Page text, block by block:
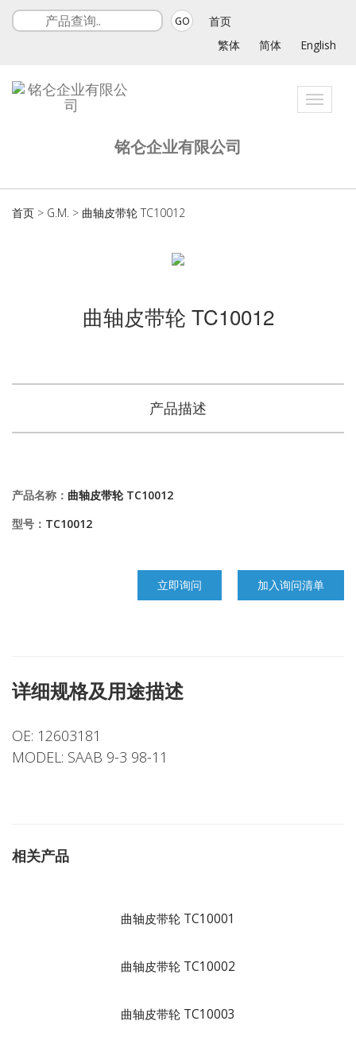
GO
首页
繁体
简体 English
Toggle
铭仑企业有限公司
首页 > G.M. > 曲轴皮带轮 TC10012
曲轴皮带轮 TC10012
产品描述
产品名称： 曲轴皮带轮 TC10012
型号： TC10012
立即询问 加入询问清单
详细规格及用途描述
OE: 12603181
MODEL: SAAB 9-3 98-11
相关产品
曲轴皮带轮 TC10001
曲轴皮带轮 TC10002
曲轴皮带轮 TC10003